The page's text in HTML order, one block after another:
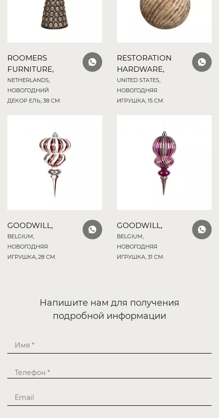
ROOMERS
FURNITURE,
NETHERLANDS,
НОВОГОДНИЙ
ДЕКОР ЕЛЬ, 38 СМ.
RESTORATION
HARDWARE,
UNITED STATES,
НОВОГОДНЯЯ
ИГРУШКА, 15 СМ.
GOODWILL,
BELGIUM,
НОВОГОДНЯЯ
ИГРУШКА, 28 СМ.
GOODWILL,
BELGIUM,
НОВОГОДНЯЯ
ИГРУШКА, 31 СМ.
Напишите нам для получения
подробной информации